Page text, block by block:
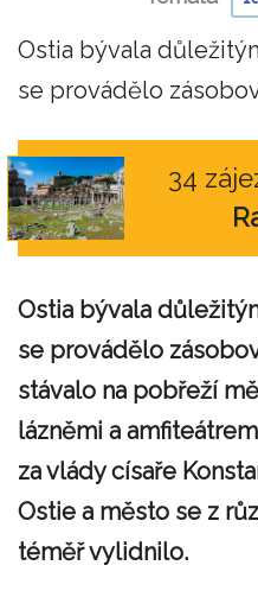
Ostia bývala
se provádělo
34
Ostia bývala
se provádělo
stávalo na pobřeží
lázněmi a
za vlády císaře
Ostie a město se z
téměř vylidnilo.